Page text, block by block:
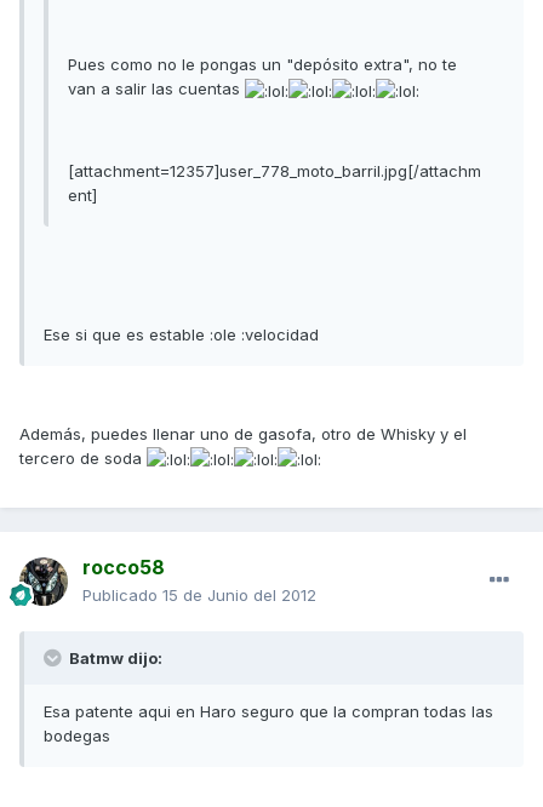
Pues como no le pongas un "depósito extra", no te
van a salir las cuentas
[attachment=12357]user_778_moto_barril.jpg[/attachm
ent]
Ese si que es estable :ole :velocidad
Además, puedes llenar uno de gasofa, otro de Whisky y el
tercero de soda
rocco58
Publicado 15 de Junio del 2012
Batmw dijo:
Esa patente aqui en Haro seguro que la compran todas las
bodegas